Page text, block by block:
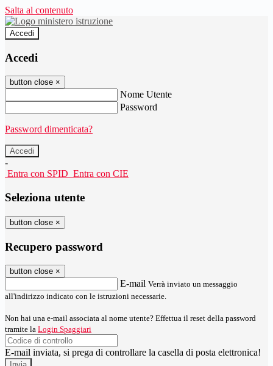
Salta al contenuto
Accedi
Accedi
button close ×
Nome Utente
Password
Password dimenticata?
-
Entra con SPID Entra con CIE
Seleziona utente
button close ×
Recupero password
button close ×
E-mail Verrà inviato un messaggio
all'indirizzo indicato con le istruzioni necessarie.
Non hai una e-mail associata al nome utente? Effettua il reset della password
tramite la Login Spaggiari
E-mail inviata, si prega di controllare la casella di posta elettronica!